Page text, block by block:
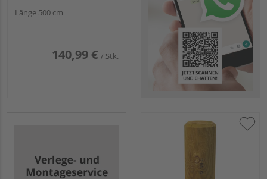
Länge 500 cm
140,99 € / Stk.